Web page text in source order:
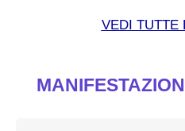
VEDI TUTTE